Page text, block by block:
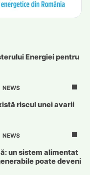
Energiei pentru
NEWS
riscul unei avarii
NEWS
un sistem alimentat
poate deveni